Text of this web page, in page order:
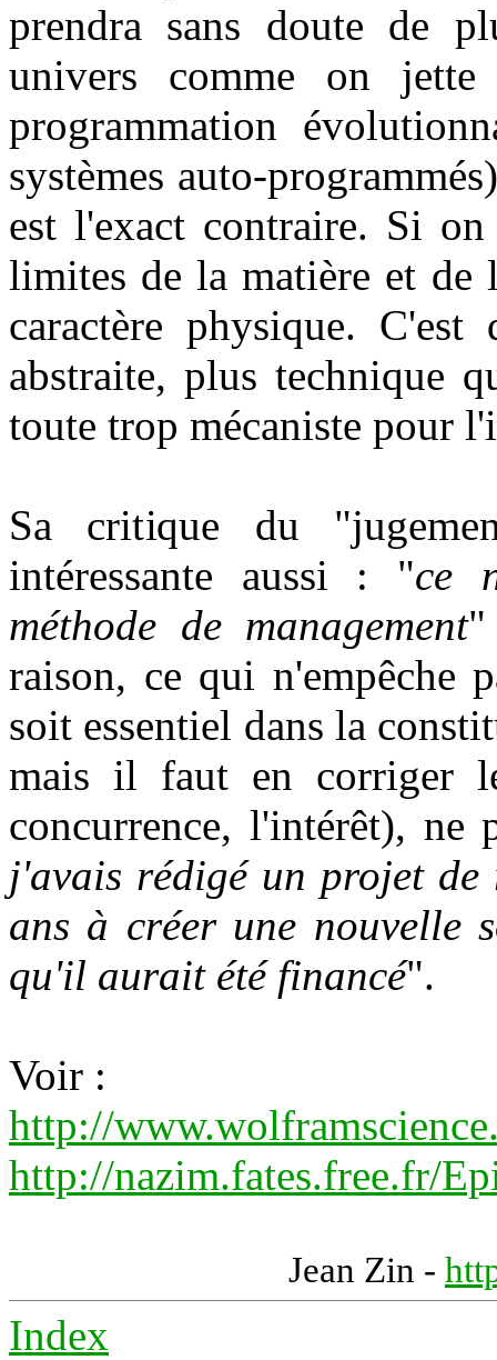
prendra sans doute de
univers comme on
programmation
systèmes auto-
est l'exact contraire. Si
limites de la matière et de
caractère physique. C'est
abstraite, plus technique
toute trop mécaniste pour
Sa critique du
intéressante aussi : "ce
méthode de management"
raison, ce qui n'empêche
soit essentiel dans la
mais il faut en corriger
concurrence, l'intérêt),
j'avais rédigé un projet de
ans à créer une nouvelle
qu'il aurait été financé".
Voir :
http://
http://nazim.fates.free.fr/
Jean Zin -
Index